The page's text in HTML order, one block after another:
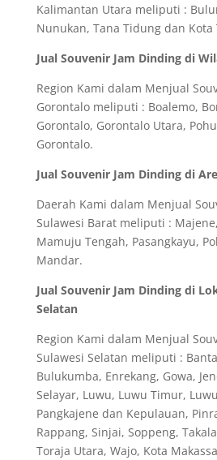
Kalimantan Utara meliputi :
Nunukan, Tana Tidung dan Kota
Jual Souvenir Jam Dinding di
Region Kami dalam Menjual
Gorontalo meliputi : Boalemo,
Gorontalo, Gorontalo Utara,
Gorontalo.
Jual Souvenir Jam Dinding di
Daerah Kami dalam Menjual
Sulawesi Barat meliputi :
Mamuju Tengah, Pasangkayu,
Mandar.
Jual Souvenir Jam Dinding di
Selatan
Region Kami dalam Menjual
Sulawesi Selatan meliputi :
Bulukumba, Enrekang, Gowa,
Selayar, Luwu, Luwu Timur,
Pangkajene dan Kepulauan,
Rappang, Sinjai, Soppeng,
Toraja Utara, Wajo, Kota